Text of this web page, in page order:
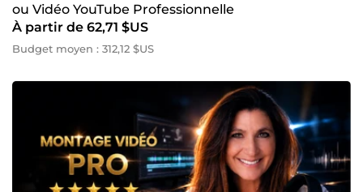
ou Vidéo YouTube Professionnelle
À partir de 62,71 $US
Budget moyen : 312,12 $US